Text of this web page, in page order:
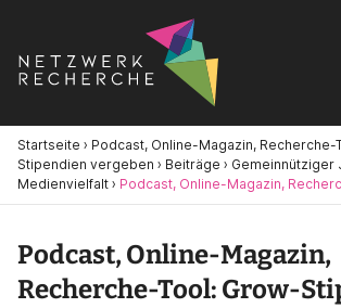
Startseite › Podcast, Online-Magazin, Recherche-
Stipendien vergeben › Beiträge › Gemeinnütziger
Medienvielfalt › Podcast, Online-Magazin,
Podcast, Online-Magazin,
Recherche-Tool: Grow-